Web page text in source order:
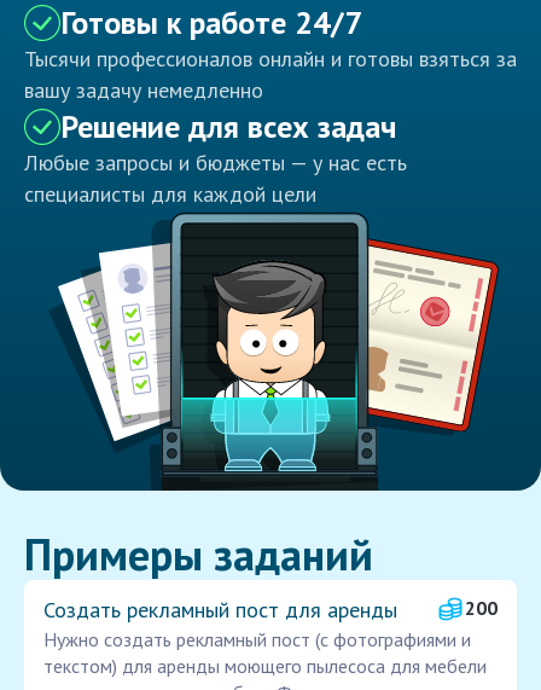
Готовы к работе 24/7
Тысячи профессионалов онлайн и готовы взяться за
вашу задачу немедленно
Решение для всех задач
Любые запросы и бюджеты — у нас есть
специалисты для каждой цели
Примеры заданий
Создать рекламный пост для аренды
200
Нужно создать рекламный пост (с фотографиями и
текстом) для аренды моющего пылесоса для мебели